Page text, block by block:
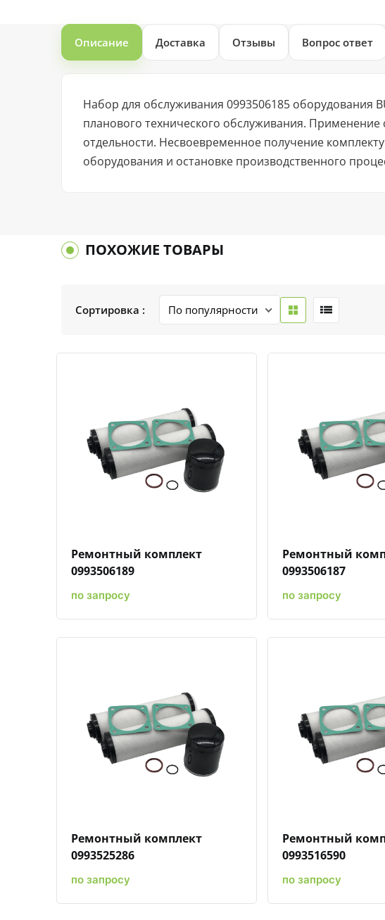
Описание Доставка Отзывы Вопрос ответ
Набор для обслуживания 0993506185 оборудования
планового технического обслуживания.
отдельности. Несвоевременное получение
оборудования и остановке производственного
ПОХОЖИЕ ТОВАРЫ
Сортировка :
Быстрый просмотрДобавить к сравнению
Добавить в избранное
Ремонтный комплект
0993506189
по запросу
Быстрый
Ремонтный
0993506187
по запросу
Быстрый просмотрДобавить к сравнению
Добавить в избранное
Ремонтный комплект
0993525286
по запросу
Быстрый
Ремонтный
0993516590
по запросу